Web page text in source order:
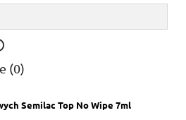
kosztów płatności
(0)
Semilac Top No Wipe 7ml